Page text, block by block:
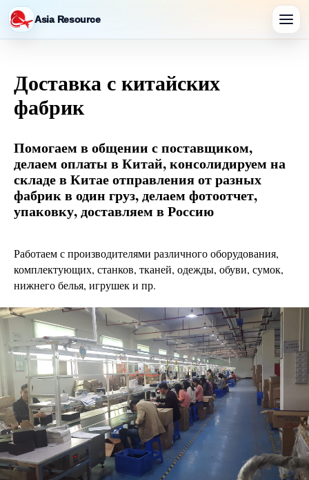
Asia Resource
Доставка с китайских
фабрик
Помогаем в общении с поставщиком,
делаем оплаты в Китай, консолидируем на
складе в Китае отправления от разных
фабрик в один груз, делаем фотоотчет,
упаковку, доставляем в Россию
Работаем с производителями различного оборудования,
комплектующих, станков, тканей, одежды, обуви, сумок,
нижнего белья, игрушек и пр.